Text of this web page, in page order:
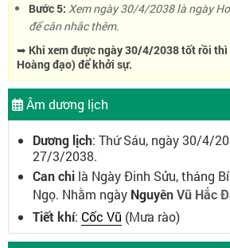
Bước 5: Xem ngày 30/4/2038 là ngày
để cân nhắc thêm.
➥ Khi xem được ngày 30/4/2038 tốt rồi
Hoàng đạo) để khởi sự.
Âm dương lịch
Dương lịch: Thứ Sáu, ngày 30/4/
27/3/2038.
Can chi là Ngày Đinh Sửu, tháng
Ngọ. Nhằm ngày Nguyên Vũ Hắc
Tiết khí: Cốc Vũ (Mưa rào)